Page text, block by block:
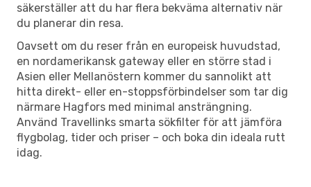
säkerställer att du har flera bekväma alternativ när
du planerar din resa.
Oavsett om du reser från en europeisk huvudstad,
en nordamerikansk gateway eller en större stad i
Asien eller Mellanöstern kommer du sannolikt att
hitta direkt- eller en-stoppsförbindelser som tar dig
närmare Hagfors med minimal ansträngning.
Använd Travellinks smarta sökfilter för att jämföra
flygbolag, tider och priser – och boka din ideala rutt
idag.